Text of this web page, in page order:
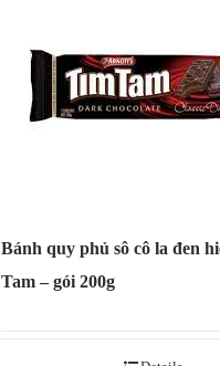
Bánh quy phủ sô cô la đen
Tam – gói 200g